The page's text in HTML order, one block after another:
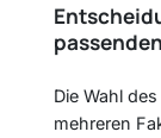
Die Wahl
mehreren